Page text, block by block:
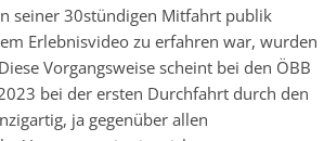
seiner 30stündigen Mitfahrt publik
Erlebnisvideo zu erfahren war, wurden
Vorgangsweise scheint bei den ÖBB
bei der ersten Durchfahrt durch den
ja gegenüber allen